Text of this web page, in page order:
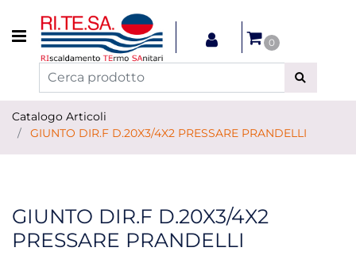
Open menu
0
Catalogo Articoli
GIUNTO DIR.F D.20X3/4X2 PRESSARE PRANDELLI
GIUNTO DIR.F D.20X3/4X2
PRESSARE PRANDELLI